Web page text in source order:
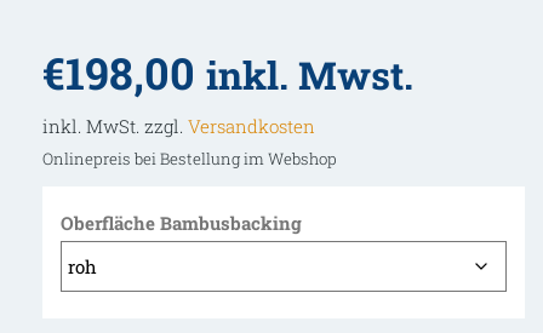
€198,00 inkl. Mwst.
inkl. MwSt. zzgl. Versandkosten
Onlinepreis bei Bestellung im Webshop
Oberfläche Bambusbacking